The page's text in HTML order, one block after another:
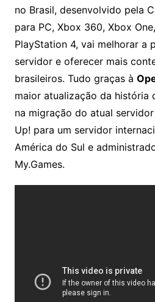
no Brasil, desenvolvido pela
para PC, Xbox 360, Xbox
PlayStation 4, vai melhorar a
servidor e oferecer mais
brasileiros. Tudo graças à
maior atualização da história
na migração do atual
Up! para um servidor
América do Sul e
My.Games.